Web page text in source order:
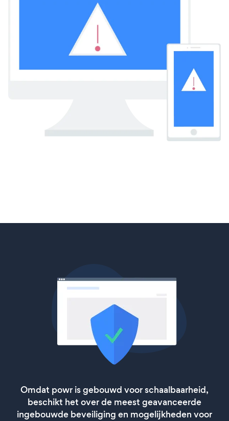
Omdat powr is gebouwd voor schaalbaarheid,
beschikt het over de meest geavanceerde
ingebouwde beveiliging en mogelijkheden voor